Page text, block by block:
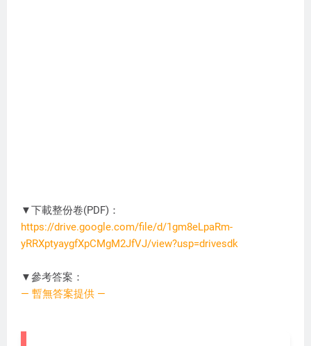
▼下載整份卷(PDF)：
https://drive.google.com/file/d/1gm8eLpaRm-
yRRXptyaygfXpCMgM2JfVJ/view?usp=drivesdk
▼參考答案：
— 暫無答案提供 —